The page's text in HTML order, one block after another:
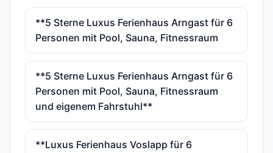
**5 Sterne Luxus Ferienhaus Arngast für 6
Personen mit Pool, Sauna, Fitnessraum
**5 Sterne Luxus Ferienhaus Arngast für 6
Personen mit Pool, Sauna, Fitnessraum
und eigenem Fahrstuhl**
**Luxus Ferienhaus Voslapp für 6